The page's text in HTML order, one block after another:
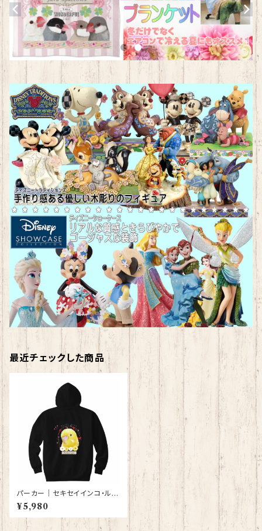
最近チェックした商品
パーカー｜セキセイインコ・ルチ
ノー（黒）【型番 P-120】
¥5,980